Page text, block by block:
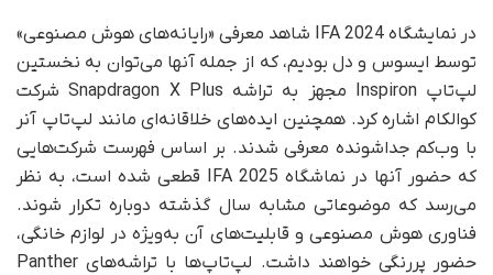
در نمایشگاه IFA 2024 شاهد معرفی «رایانه‌های هوش مصنوعی»
توسط ایسوس و دل بودیم، که از جمله آنها می‌توان به نخستین
لپ‌تاپ Inspiron مجهز به تراشه Snapdragon X Plus شرکت
کوالکام اشاره کرد. همچنین ایده‌های خلاقانه‌ای مانند لپ‌تاپ آنر
با وب‌کم جداشونده معرفی شدند. بر اساس فهرست شرکت‌هایی
که حضور آنها در نماشگاه IFA 2025 قطعی شده است، به نظر
می‌رسد که موضوعاتی مشابه سال گذشته دوباره تکرار شوند.
فناوری هوش مصنوعی و قابلیت‌های آن به‌ویژه در لوازم خانگی،
حضور پررنگی خواهند داشت. لپ‌تاپ‌ها با تراشه‌های Panther